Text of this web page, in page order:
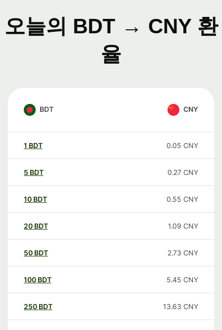
오늘의 BDT → CNY 환
율
BDT CNY
1 BDT 0.05 CNY
5 BDT 0.27 CNY
10 BDT 0.55 CNY
20 BDT 1.09 CNY
50 BDT 2.73 CNY
100 BDT 5.45 CNY
250 BDT 13.63 CNY